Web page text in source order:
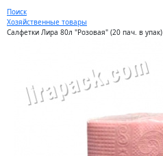
Поиск
Хозяйственные товары
Салфетки Лира 80л "Розовая" (20 пач. в упак)